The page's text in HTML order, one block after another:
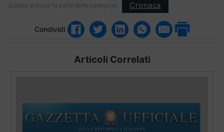
Questo articolo fa parte delle categorie: Cronaca
Condividi
Articoli Correlati